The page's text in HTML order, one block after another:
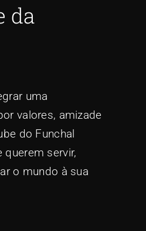
da
uma
valores, amizade
do Funchal
querem servir,
o mundo à sua